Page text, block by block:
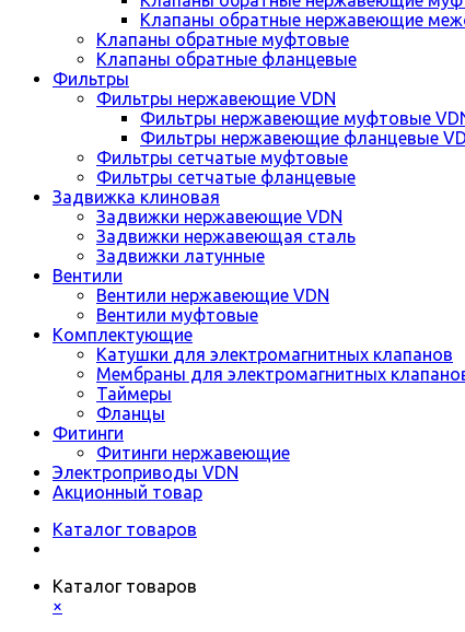
Клапаны обратные нержавеющие
Клапаны обратные муфтовые
Клапаны обратные фланцевые
Фильтры
Фильтры нержавеющие VDN
Фильтры нержавеющие муфтовые
Фильтры нержавеющие фланцевые
Фильтры сетчатые муфтовые
Фильтры сетчатые фланцевые
Задвижка клиновая
Задвижки нержавеющие VDN
Задвижки нержавеющая сталь
Задвижки латунные
Вентили
Вентили нержавеющие VDN
Вентили муфтовые
Комплектующие
Катушки для электромагнитных клапанов
Мембраны для электромагнитных
Таймеры
Фланцы
Фитинги
Фитинги нержавеющие
Электроприводы VDN
Акционный товар
Каталог товаров
Каталог товаров
×